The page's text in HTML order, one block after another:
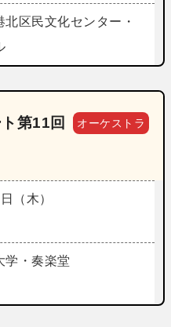
北区民文化センター・
第11回 オーケストラ
（木）
学・奏楽堂